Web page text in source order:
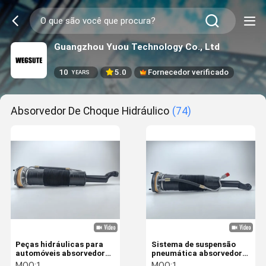
Guangzhou Yuou Technology Co., Ltd
10 YEARS 5.0 Fornecedor verificado
Absorvedor De Choque Hidráulico (74)
Peças hidráulicas para
automóveis absorvedor
de choque dianteiro
Sistema de suspensão
pneumática absorvedor
de choque hidráulico